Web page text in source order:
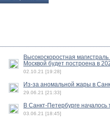
Высокоскоростная
Москвой будет построена в
02.10.21 [19:28]
Из-за аномальной жары в
29.06.21 [21:33]
В Санкт-Петербурге началось
03.06.21 [18:45]